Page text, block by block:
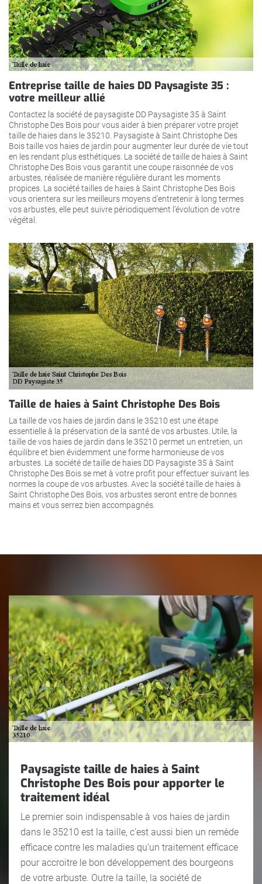
Entreprise taille de haies DD Paysagiste 35 :
votre meilleur allié
Contactez la société de paysagiste DD Paysagiste 35 à Saint
Christophe Des Bois pour vous aider à bien préparer votre projet
taille de haies dans le 35210. Paysagiste à Saint Christophe Des
Bois taille vos haies de jardin pour augmenter leur durée de vie tout
en les rendant plus esthétiques. La société de taille de haies à Saint
Christophe Des Bois vous garantit une coupe raisonnée de vos
arbustes, réalisée de manière régulière durant les moments
propices. La société tailles de haies à Saint Christophe Des Bois
vous orientera sur les meilleurs moyens d’entretenir à long termes
vos arbustes, elle peut suivre périodiquement l’évolution de votre
végétal.
Taille de haies à Saint Christophe Des Bois
La taille de vos haies de jardin dans le 35210 est une étape
essentielle à la préservation de la santé de vos arbustes. Utile, la
taille de vos haies de jardin dans le 35210 permet un entretien, un
équilibre et bien évidemment une forme harmonieuse de vos
arbustes. La société de taille de haies DD Paysagiste 35 à Saint
Christophe Des Bois se met à votre profit pour effectuer suivant les
normes la coupe de vos arbustes. Avec la société taille de haies à
Saint Christophe Des Bois, vos arbustes seront entre de bonnes
mains et vous serrez bien accompagnés.
Paysagiste taille de haies à Saint
Christophe Des Bois pour apporter le
traitement idéal
Le premier soin indispensable à vos haies de jardin
dans le 35210 est la taille, c’est aussi bien un remède
efficace contre les maladies qu’un traitement efficace
pour accroitre le bon développement des bourgeons
de votre arbuste. Outre la taille, la société de